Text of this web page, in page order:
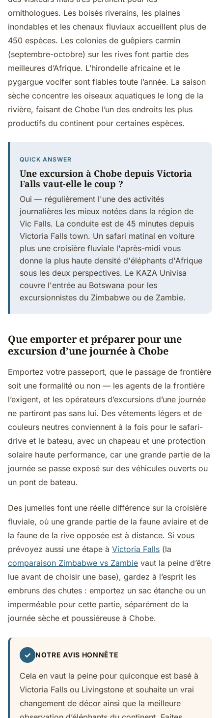
ornithologues. Les boisés riverains, les plaines
inondables et les chenaux fluviaux accueillent plus de
450 espèces. Les colonies de guêpiers carmin
(septembre-octobre) sur les rives font partie des
meilleures d’Afrique. L’hirondelle africaine et le
pygargue vocifer sont fiables toute l’année. La saison
sèche concentre les oiseaux aquatiques le long de la
rivière, faisant de Chobe l’un des endroits les plus
productifs du continent pour certaines espèces.
QUICK ANSWER
Une excursion à Chobe depuis Victoria
Falls vaut-elle le coup ?
Oui — régulièrement l'une des activités
journalières les mieux notées dans la région de
Vic Falls. La conduite est de 45 minutes depuis
Victoria Falls town. Un safari matinal en voiture
plus une croisière fluviale l'après-midi vous
donne la plus haute densité d'éléphants d'Afrique
sous les deux perspectives. Le KAZA Univisa
couvre l'entrée au Botswana pour les
excursionnistes du Zimbabwe ou de Zambie.
Que emporter et préparer pour une
excursion d’une journée à Chobe
Emportez votre passeport, que le passage de frontière
soit une formalité ou non — les agents de la frontière
l’exigent, et les opérateurs d’excursions d’une journée
ne partiront pas sans lui. Des vêtements légers et de
couleurs neutres conviennent à la fois pour le safari-
drive et le bateau, avec un chapeau et une protection
solaire haute performance, car une grande partie de la
journée se passe exposé sur des véhicules ouverts ou
un pont de bateau.
Des jumelles font une réelle différence sur la croisière
fluviale, où une grande partie de la faune aviaire et de
la faune de la rive opposée est à distance. Si vous
prévoyez aussi une étape à Victoria Falls (la
comparaison Zimbabwe vs Zambie vaut la peine d’être
lue avant de choisir une base), gardez à l’esprit les
embruns des chutes : emportez un sac étanche ou un
imperméable pour cette partie, séparément de la
journée sèche et poussiéreuse à Chobe.
✓ NOTRE AVIS HONNÊTE
Cela en vaut la peine pour quiconque est basé à
Victoria Falls ou Livingstone et souhaite un vrai
changement de décor ainsi que la meilleure